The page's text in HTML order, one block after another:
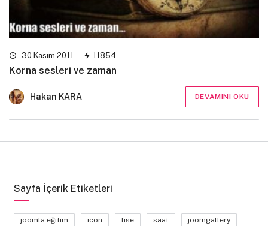
30 Kasım 2011 11854
Korna sesleri ve zaman
Hakan KARA DEVAMINI OKU
Sayfa İçerik Etiketleri
joomla eğitim icon lise saat joomgallery